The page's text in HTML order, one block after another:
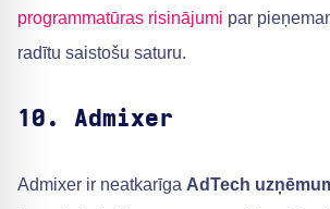
programmatūras risinājumi par
radītu saistošu saturu.
10. Admixer
Admixer ir neatkarīga AdTech